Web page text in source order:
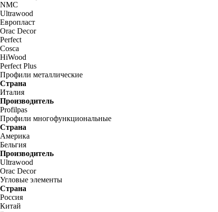
NMC
Ultrawood
Европласт
Orac Decor
Perfect
Cosca
HiWood
Perfect Plus
Профили металлические
Страна
Италия
Производитель
Profilpas
Профили многофункциональные
Страна
Америка
Бельгия
Производитель
Ultrawood
Orac Decor
Угловые элементы
Страна
Россия
Китай